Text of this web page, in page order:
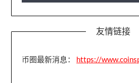
友情链接
币圈最新消息： https://